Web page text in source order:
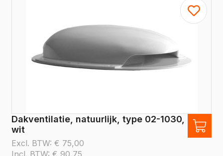
Dakventilatie, natuurlijk, type 02-1030,
wit
Excl. BTW: € 75,00
Incl. BTW: € 90,75